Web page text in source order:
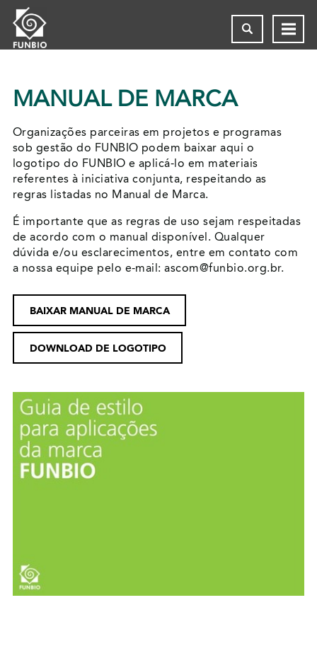
MANUAL DE MARCA
Organizações parceiras em projetos e programas
sob gestão do FUNBIO podem baixar aqui o
logotipo do FUNBIO e aplicá-lo em materiais
referentes à iniciativa conjunta, respeitando as
regras listadas no Manual de Marca.
É importante que as regras de uso sejam respeitadas
de acordo com o manual disponível. Qualquer
dúvida e/ou esclarecimentos, entre em contato com
a nossa equipe pelo e-mail: ascom@funbio.org.br.
BAIXAR MANUAL DE MARCA
DOWNLOAD DE LOGOTIPO